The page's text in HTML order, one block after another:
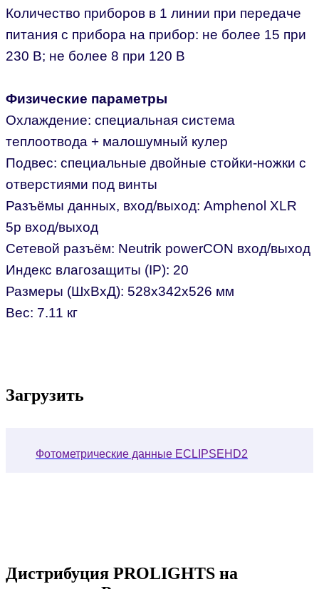
Количество приборов в 1 линии при передаче
питания с прибора на прибор: не более 15 при
230 В; не более 8 при 120 В
Физические параметры
Охлаждение: специальная система
теплоотвода + малошумный кулер
Подвес: специальные двойные стойки-ножки с
отверстиями под винты
Разъёмы данных, вход/выход: Amphenol XLR
5p вход/выход
Сетевой разъём: Neutrik powerCON вход/выход
Индекс влагозащиты (IP): 20
Размеры (ШхВхД): 528x342x526 мм
Вес: 7.11 кг
Загрузить
Фотометрические данные ECLIPSEHD2
Дистрибуция PROLIGHTS на